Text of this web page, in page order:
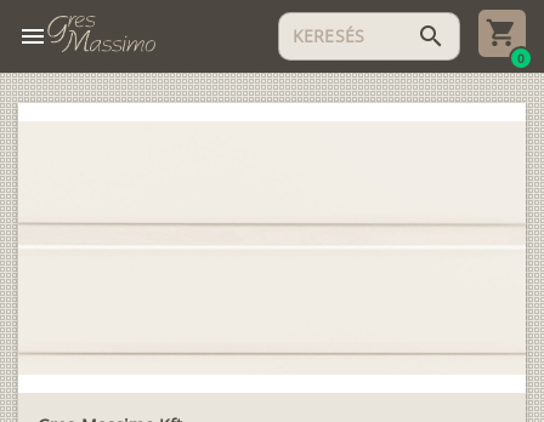
menu search
0